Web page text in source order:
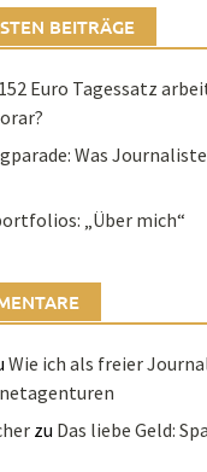
BEITRÄGE
Euro Tagessatz
Was
„Über mich“
Wie ich als freier
zu Das liebe Geld: